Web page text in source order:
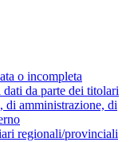
o incompleta
da parte dei titolari
amministrazione, di
regionali/provinciali